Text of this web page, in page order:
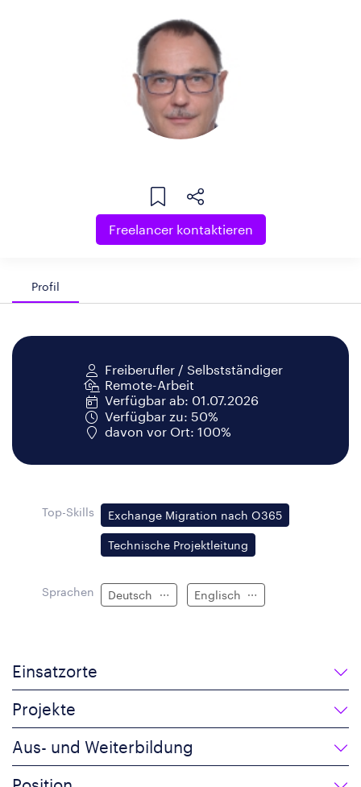
Freelancer kontaktieren
Profil
Freiberufler / Selbstständiger
Remote-Arbeit
Verfügbar ab: 01.07.2026
Verfügbar zu: 50%
davon vor Ort: 100%
Top-Skills Exchange Migration nach O365
Technische Projektleitung
Sprachen Deutsch Englisch
Einsatzorte
Projekte
Aus- und Weiterbildung